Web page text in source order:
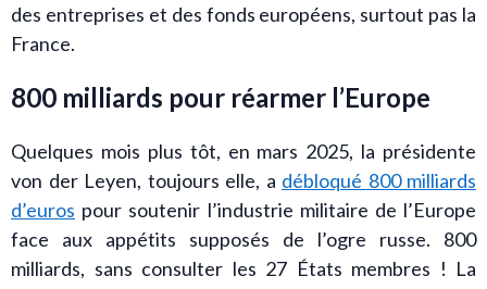
des entreprises et des fonds européens, surtout pas la
France.
800 milliards pour réarmer l’Europe
Quelques mois plus tôt, en mars 2025, la présidente
von der Leyen, toujours elle, a débloqué 800 milliards
d’euros pour soutenir l’industrie militaire de l’Europe
face aux appétits supposés de l’ogre russe. 800
milliards, sans consulter les 27 États membres ! La